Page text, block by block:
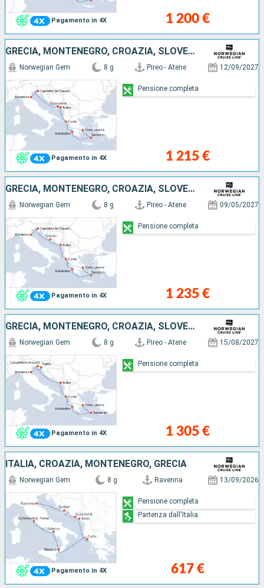
Pagamento in 4X 1 200 €
GRECIA, MONTENEGRO, CROAZIA, SLOVENIA, ITALIA
Pagamento in 4X
Norwegian Gem 8 g Pireo - Atene 12/09/2027
1 215 €
Pensione completa
GRECIA, MONTENEGRO, CROAZIA, SLOVENIA, ITALIA
Pagamento in 4X
Norwegian Gem 8 g Pireo - Atene 09/05/2027
1 235 €
Pensione completa
GRECIA, MONTENEGRO, CROAZIA, SLOVENIA, ITALIA
Pagamento in 4X
Norwegian Gem 8 g Pireo - Atene 15/08/2027
1 305 €
Pensione completa
ITALIA, CROAZIA, MONTENEGRO, GRECIA
Pagamento in 4X
Norwegian Gem 8 g Ravenna 13/09/2026
617 €
Pensione completa
Partenza dall'Italia